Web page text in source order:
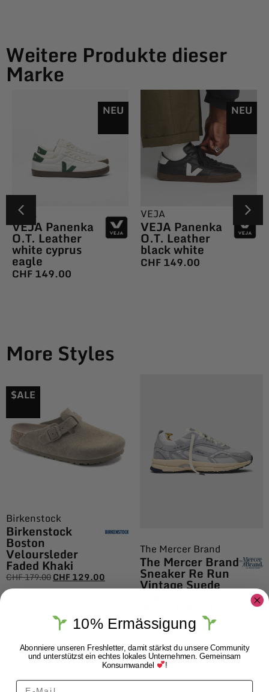
Weitere Produkte dieser
Marke
NEU
VEJA
VEJA Panenka
O.T. Leather
white cyprus
eagle
CHF149.00
NEU
VEJA
VEJA Panenka
O.T. Leather
black white
CHF149.00
More Styles
$ALE
Birkenstock
Birkenstock
Boston
Veloursleder
Faded Khaki
CHF179.00CHF129.00
The Mercer Brand
The Mercer Brand
Sneaker Re Run
Vintage Suede
CHF169.00
10% Ermässigung
Abonniere unseren Freshletter, damit stärkst du unsere Community
und unterstützst ein echtes lokales Unternehmen. Gemeinsam
Konsumwandel !